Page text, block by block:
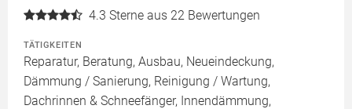
4.3 Sterne aus 22 Bewertungen
TÄTIGKEITEN
Reparatur, Beratung, Ausbau, Neueindeckung,
Dämmung / Sanierung, Reinigung / Wartung,
Dachrinnen & Schneefänger, Innendämmung,